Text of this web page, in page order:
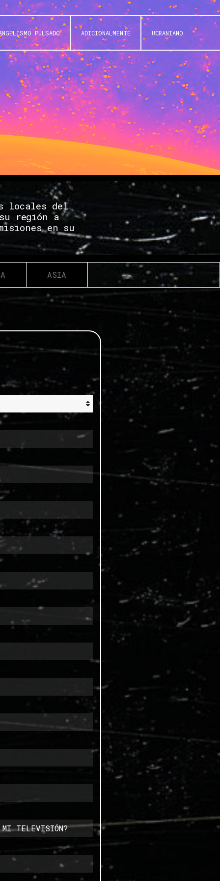
PULSADO ADICIONALMENTE UCRANIANO
locales del
región a
en su
ASIA
MI TELEVISIÓN?